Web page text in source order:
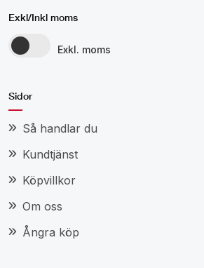
Exkl/Inkl moms
Exkl. moms
Sidor
Så handlar du
Kundtjänst
Köpvillkor
Om oss
Ångra köp